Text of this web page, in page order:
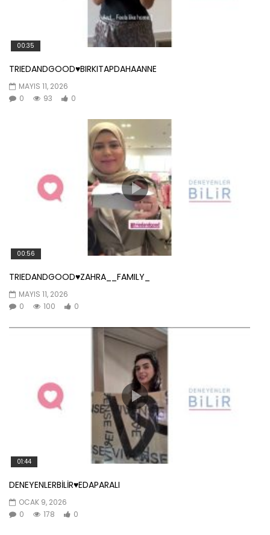
00:35
TRIEDANDGOOD♥️BIRKITAPDAHAANNE
MAYIS 11, 2026
0
93 0
00:56
TRIEDANDGOOD♥️ZAHRA__FAMILY_
MAYIS 11, 2026
0
100 0
01:44
DENEYENLERBİLİR♥️EDAPARALI
OCAK 9, 2026
0
178 0